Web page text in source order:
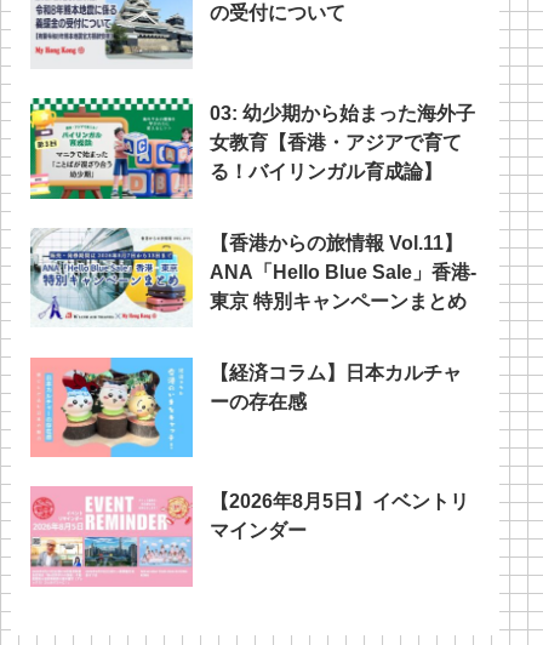
の受付について
03: 幼少期から始まった海外子
女教育【香港・アジアで育て
る！バイリンガル育成論】
【香港からの旅情報 Vol.11】
ANA「Hello Blue Sale」香港‐
東京 特別キャンペーンまとめ
【経済コラム】日本カルチャ
ーの存在感
【2026年8月5日】イベントリ
マインダー